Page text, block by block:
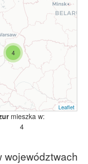
4
Leaflet
mieszka w:
4
województwach